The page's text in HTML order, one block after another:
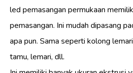
led pemasangan permukaan
pemasangan. Ini mudah dipasang
apa pun. Sama seperti kolong
tamu, lemari, dll.